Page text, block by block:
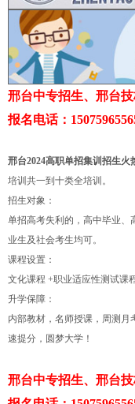
邢台中专招生、邢台
报名电话：
邢台2024高职单招集训招生火
培训共一到十类全培训。
招生对象：
单招高考失利的，高中毕业、
业生及社会考生均可。
课程设置：
文化课程 +职业适应性测试课
升学保障：
内部教材，名师授课，周测
速提分，圆梦大学！
邢台中专招生、邢台